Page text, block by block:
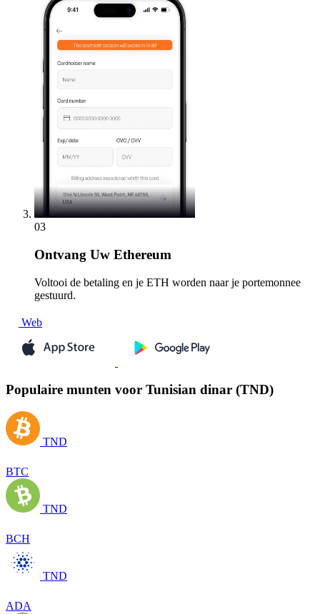
03
Ontvang Uw Ethereum
Voltooi de betaling en je ETH worden naar je portemonnee
gestuurd.
Web
Populaire munten voor Tunisian dinar (TND)
TND
BTC
TND
BCH
TND
ADA